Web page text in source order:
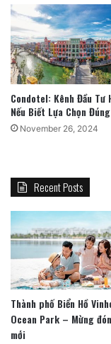
Condotel: Kênh Đầu Tư
Nếu Biết Lựa Chọn Đúng
November 26, 2024
Recent Posts
Thành phố Biển Hồ
Ocean Park – Mừng
mới